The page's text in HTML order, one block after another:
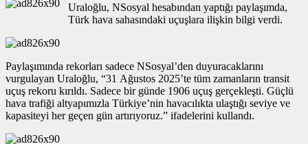
Uraloğlu, NSosyal hesabından yaptığı paylaşımda,
Türk hava sahasındaki uçuşlara ilişkin bilgi verdi.
Paylaşımında rekorları sadece NSosyal’den duyuracaklarını
vurgulayan Uraloğlu, “31 Ağustos 2025’te tüm zamanların transit
uçuş rekoru kırıldı. Sadece bir günde 1906 uçuş gerçekleşti. Güçlü
hava trafiği altyapımızla Türkiye’nin havacılıkta ulaştığı seviye ve
kapasiteyi her geçen gün artırıyoruz.” ifadelerini kullandı.